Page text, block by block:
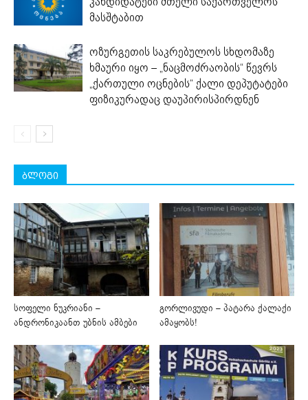
მასშტაბით
ოზურგეთის საკრებულოს სხდომაზე
ხმაური იყო – „ნაცმოძრაობის“ წევრს
„ქართული ოცნების“ ქალი დეპუტატები
ფიზიკურადაც დაუპირისპირდნენ
ბლოგი
სოფელი ნუკრიანი –
ანდრონიკაანთ უბნის ამბები
გორლივუდი – პატარა ქალაქი
ამაყობს!